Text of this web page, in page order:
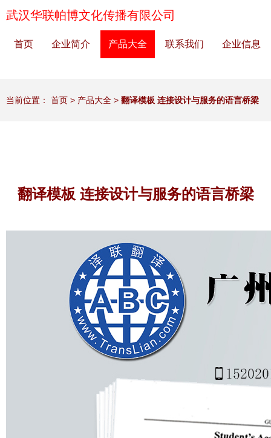
武汉华联帕博文化传播有限公司
首页 企业简介 产品大全 联系我们 企业信息
当前位置： 首页 > 产品大全 > 翻译模板 连接设计与服务的语言桥梁
翻译模板 连接设计与服务的语言桥梁